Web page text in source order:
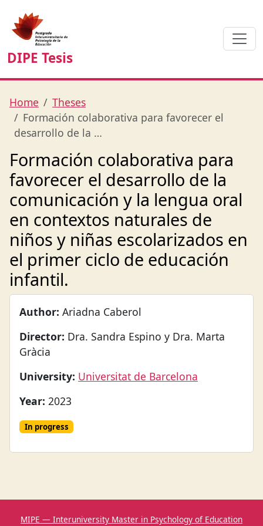
DIPE Tesis
Home
Theses
Formación colaborativa para favorecer el
desarrollo de la …
Formación colaborativa para
favorecer el desarrollo de la
comunicación y la lengua oral
en contextos naturales de
niños y niñas escolarizados en
el primer ciclo de educación
infantil.
Author: Ariadna Caberol
Director: Dra. Sandra Espino y Dra. Marta
Gràcia
University: Universitat de Barcelona
Year: 2023
In progress
MIPE — Interuniversity Master in Psychology of Education